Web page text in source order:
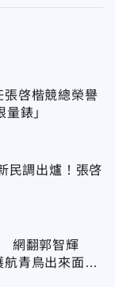
張啓楷競總榮譽
錶」
民調出爐！張啓
網翻郭智輝
航青鳥出來面